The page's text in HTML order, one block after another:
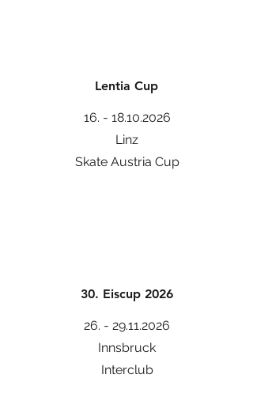
Lentia Cup
16. - 18.10.2026
Linz
Skate Austria Cup
30. Eiscup 2026
26. - 29.11.2026
Innsbruck
Interclub